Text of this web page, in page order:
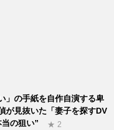
」の手紙を自作自演する卑
が見抜いた「妻子を探すDV
の狙い”
★ 2